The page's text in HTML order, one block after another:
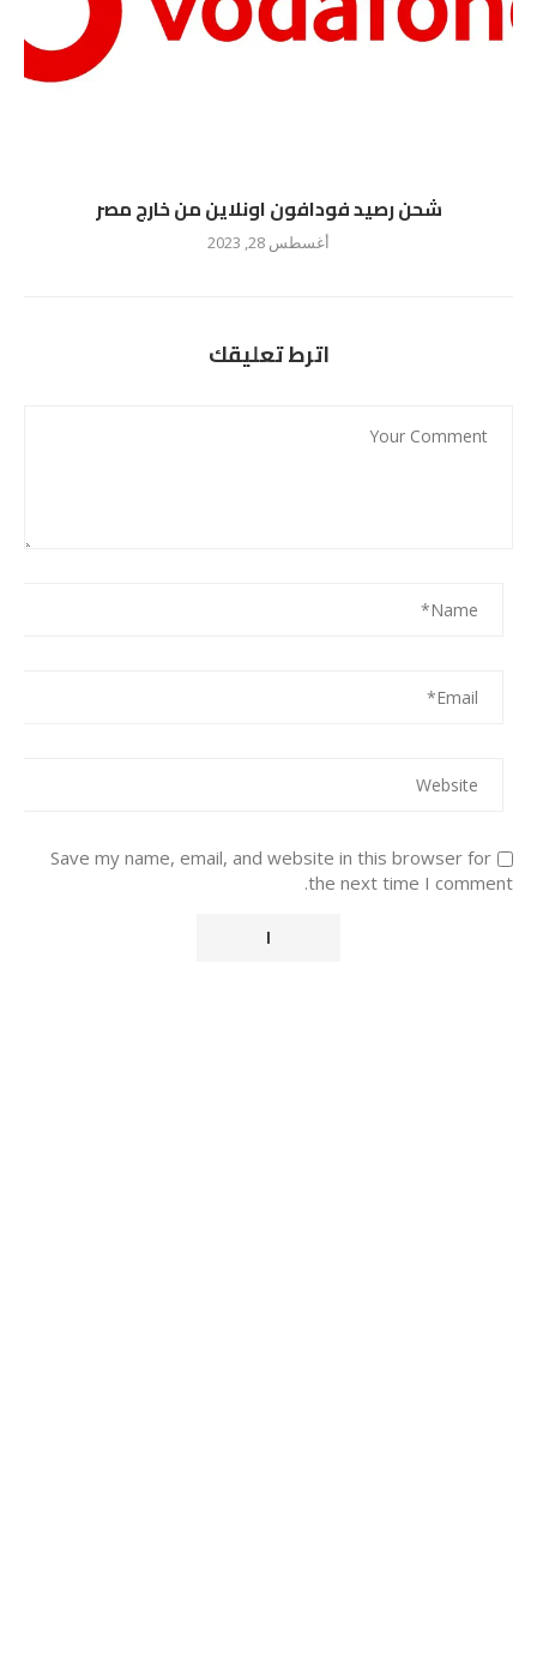
شحن رصيد فودافون اونلاين من خارج مصر
أغسطس 28, 2023
اترط تعليقك
Save my name, email, and website in this browser for
the next time I comment.